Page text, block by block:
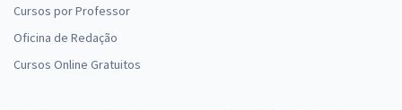
Cursos por Professor
Oficina de Redação
Cursos Online Gratuitos